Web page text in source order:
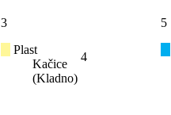
3
Plast
Kačice
(Kladno)
4
5